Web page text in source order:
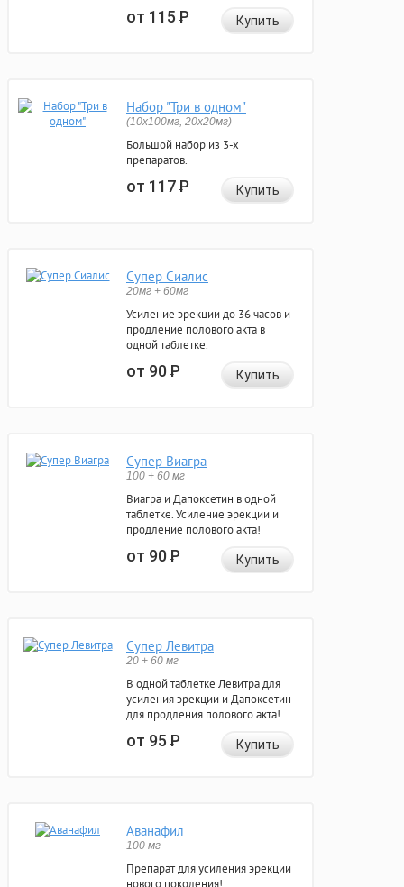
от 115Р Купить
Набор "Три в одном"
(10x100мг, 20x20мг)
Большой набор из 3-х
препаратов.
от 117Р Купить
Супер Сиалис
20мг + 60мг
Усиление эрекции до 36 часов и
продление полового акта в
одной таблетке.
от 90Р Купить
Супер Виагра
100 + 60 мг
Виагра и Дапоксетин в одной
таблетке. Усиление эрекции и
продление полового акта!
от 90Р Купить
Супер Левитра
20 + 60 мг
В одной таблетке Левитра для
усиления эрекции и Дапоксетин
для продления полового акта!
от 95Р Купить
Аванафил
100 мг
Препарат для усиления эрекции